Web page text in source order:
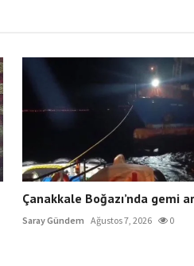
Çanakkale Boğazı’nda gemi
Saray Gündem Ağustos 7, 2026 0